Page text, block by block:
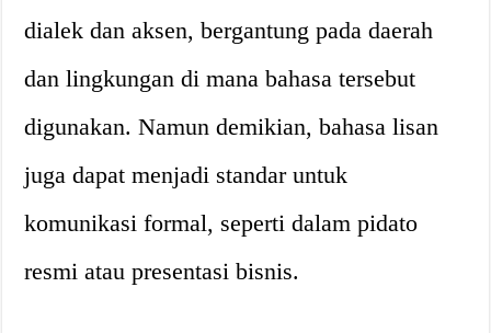
dialek dan aksen, bergantung pada daerah
dan lingkungan di mana bahasa tersebut
digunakan. Namun demikian, bahasa lisan
juga dapat menjadi standar untuk
komunikasi formal, seperti dalam pidato
resmi atau presentasi bisnis.